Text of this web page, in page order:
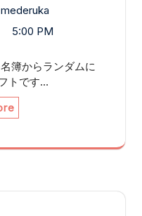
mederuka
5:00 PM
簿からランダムに
トです…